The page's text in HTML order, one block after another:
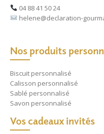
04 88 41 50 24
helene@declaration-
Nos produits
Biscuit personnalisé
Calisson personnalisé
Sablé personnalisé
Savon personnalisé
Vos cadeaux invités